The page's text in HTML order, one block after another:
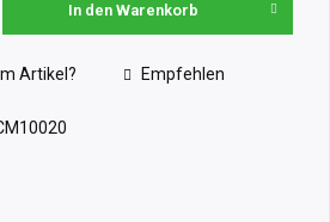
In den Warenkorb
Artikel? Empfehlen